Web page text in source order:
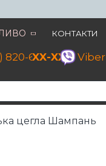
КОНТАКТИ
820-60-79
XX-XX Viber
цегла Шампань